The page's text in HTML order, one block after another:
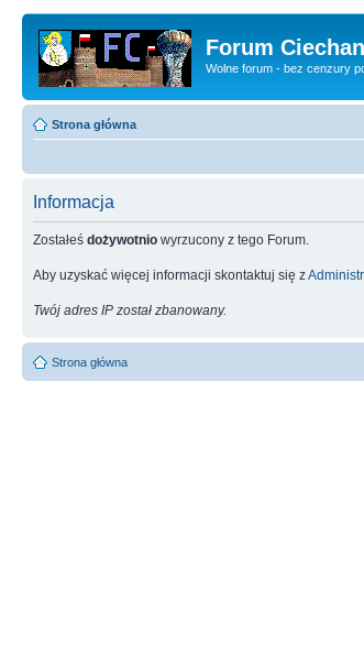
Forum
Wolne forum - bez cenzury
Strona główna
Informacja
Zostałeś dożywotnio wyrzucony z tego Forum.
Aby uzyskać więcej informacji skontaktuj się z
Twój adres IP został zbanowany.
Strona główna